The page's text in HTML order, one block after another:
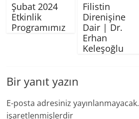
Şubat 2024
Etkinlik
Programımız
Filistin
Direnişine
Dair | Dr.
Erhan
Keleşoğlu
Bir yanıt yazın
E-posta adresiniz yayınlanmayacak.
işaretlenmişlerdir